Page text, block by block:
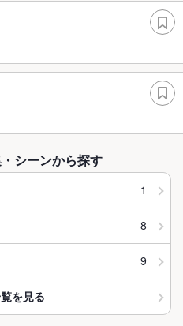
シーンから探す
1
8
9
を見る